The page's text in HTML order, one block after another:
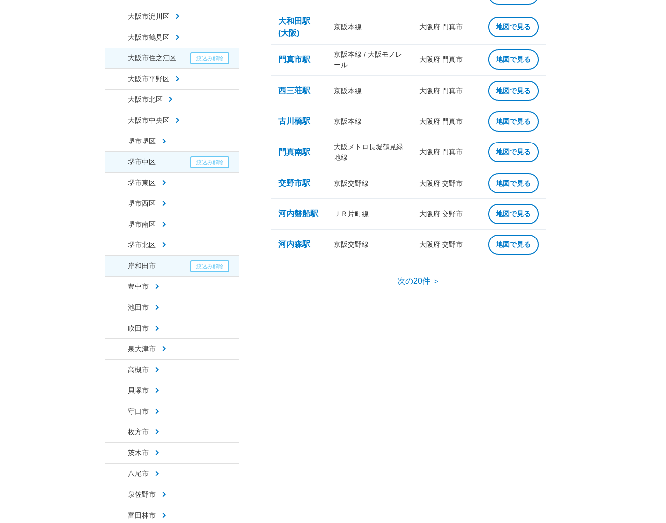
大阪市淀川区
大阪市鶴見区
大阪市住之江区
大阪市平野区
大阪市北区
大阪市中央区
堺市堺区
堺市中区
堺市東区
堺市西区
堺市南区
堺市北区
岸和田市
豊中市
池田市
吹田市
泉大津市
高槻市
貝塚市
守口市
枚方市
茨木市
八尾市
泉佐野市
富田林市
大和田駅
(大阪)
京阪本線 大阪府 門真市 地図で見る
門真市駅
京阪本線 / 大阪モノレ
ール
大阪府 門真市 地図で見る
西三荘駅 京阪本線 大阪府 門真市 地図で見る
古川橋駅 京阪本線 大阪府 門真市 地図で見る
門真南駅
大阪メトロ長堀鶴見緑
地線
大阪府 門真市 地図で見る
交野市駅 京阪交野線 大阪府 交野市 地図で見る
河内磐船駅 ＪＲ片町線 大阪府 交野市 地図で見る
河内森駅 京阪交野線 大阪府 交野市 地図で見る
次の20件 ＞